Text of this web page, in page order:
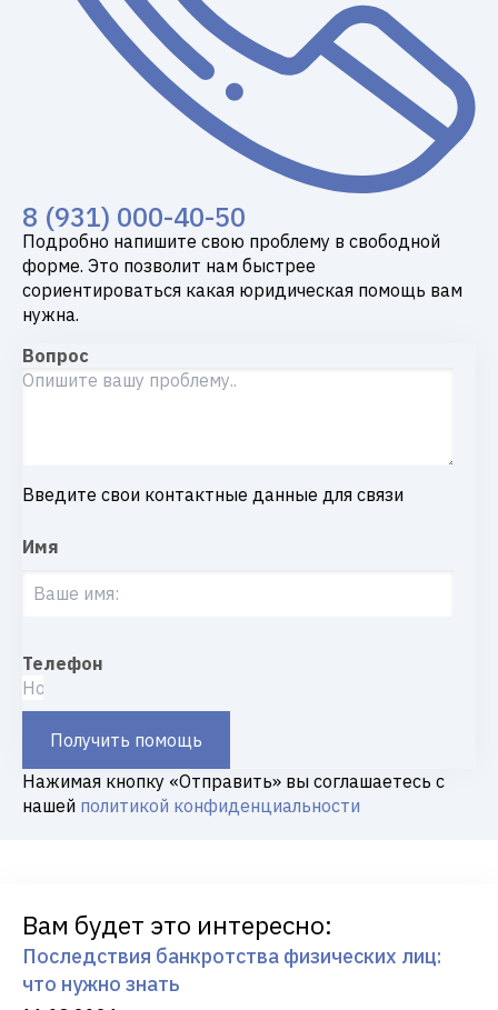
8 (931) 000-40-50
Подробно напишите свою проблему в свободной
форме. Это позволит нам быстрее
сориентироваться какая юридическая помощь вам
нужна.
Вопрос
Введите свои контактные данные для связи
Имя
Телефон
Получить помощь
Нажимая кнопку «Отправить» вы соглашаетесь с
нашей политикой конфиденциальности
Вам будет это интересно:
Последствия банкротства физических лиц:
что нужно знать